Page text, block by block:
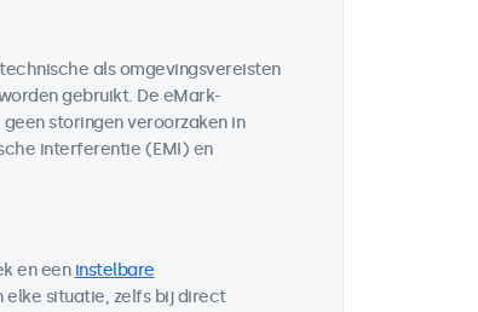
als omgevingsvereisten
gebruikt. De eMark-
storingen veroorzaken in
interferentie (EMI) en
en een instelbare
situatie, zelfs bij direct